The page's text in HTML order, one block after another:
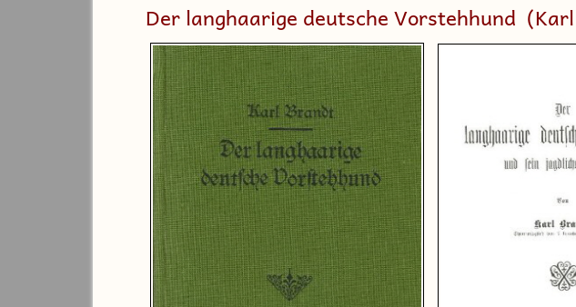
Der langhaarige deutsche Vorstehhund